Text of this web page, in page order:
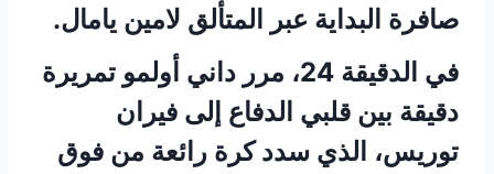
صافرة البداية عبر المتألق لامين يامال.
في الدقيقة 24، مرر داني أولمو تمريرة
دقيقة بين قلبي الدفاع إلى فيران
توريس، الذي سدد كرة رائعة من فوق